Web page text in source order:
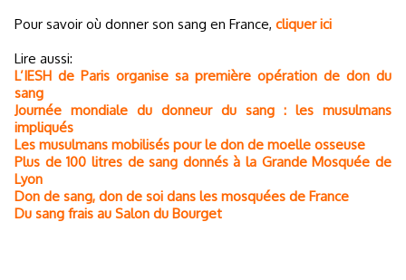
Pour savoir où donner son sang en France, cliquer ici
Lire aussi:
L’IESH de Paris organise sa première opération de don du
sang
Journée mondiale du donneur du sang : les musulmans
impliqués
Les musulmans mobilisés pour le don de moelle osseuse
Plus de 100 litres de sang donnés à la Grande Mosquée de
Lyon
Don de sang, don de soi dans les mosquées de France
Du sang frais au Salon du Bourget